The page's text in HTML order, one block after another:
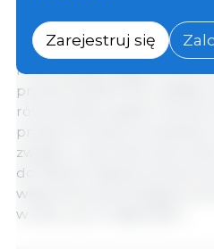
surowych i przetworzonych
wieprzowych oraz po
rumuńskiego systemu
przetwarzania FSIS ustaliła,
równoważny system kontroli
przetworzonych produktów
związku z tym Rumunia
do Stanów Zjednoczonych
wieprzowe pochodzące ze
w dniu i po 2 maja 2023 r.
Zarejestruj się